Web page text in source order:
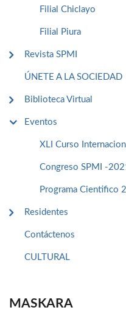
Filial Chiclayo
Filial Piura
Revista SPMI
ÚNETE A LA SOCIEDAD
Biblioteca Virtual
Eventos
XLI Curso
Congreso SPMI -
Programa Cientifico
Residentes
Contáctenos
CULTURAL
MASKARA